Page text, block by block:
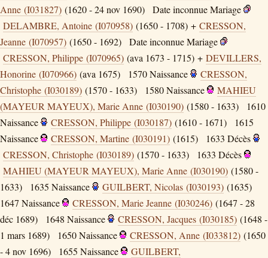
Anne (I031827) (1620 - 24 nov 1690) Date inconnueMariage
DELAMBRE, Antoine (I070958) (1650 - 1708) + CRESSON,
Jeanne (I070957) (1650 - 1692) Date inconnueMariage
CRESSON, Philippe (I070965) (ava 1673 - 1715) + DEVILLERS,
Honorine (I070966) (ava 1675) 1570Naissance
CRESSON,
Christophe (I030189) (1570 - 1633) 1580Naissance
MAHIEU
(MAYEUR MAYEUX), Marie Anne (I030190) (1580 - 1633)
1610
Naissance
CRESSON, Philippe (I030187) (1610 - 1671)
1615
Naissance
CRESSON, Martine (I030191) (1615) 1633 Décès
CRESSON, Christophe (I030189) (1570 - 1633) 1633 Décès
MAHIEU (MAYEUR MAYEUX), Marie Anne (I030190) (1580 -
1633)
1635 Naissance GUILBERT, Nicolas (I030193) (1635)
1647 Naissance CRESSON, Marie Jeanne (I030246) (1647 - 28
déc 1689)
1648 Naissance CRESSON, Jacques (I030185) (1648 -
1 mars 1689)
1650Naissance CRESSON, Anne (I033812) (1650
- 4 nov 1696)
1655 Naissance
GUILBERT,